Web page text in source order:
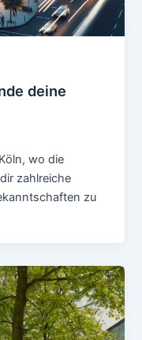
deine
wo die
zahlreiche
zu